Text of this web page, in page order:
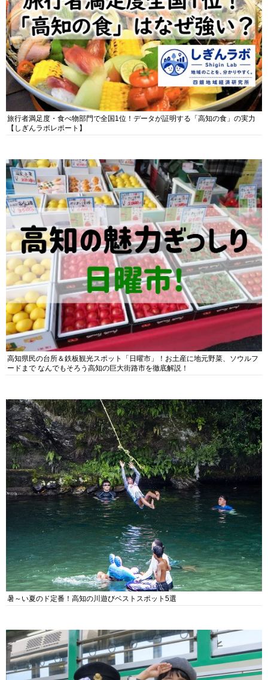
旅行者満足度・食べ物部門で全国1位！データが証明する「高知の食」の実力
【しぎんラボレポート】
高知県民の台所＆鉄板観光スポット「日曜市」！お土産に地元野菜、ソウルフ
ードまで なんでもそろう高知の巨大街路市を徹底解説！
暑～い夏のド定番！高知の川遊びベストスポット5選